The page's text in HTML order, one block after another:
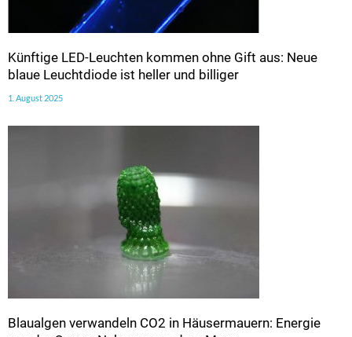
Künftige LED-Leuchten kommen ohne Gift aus: Neue
blaue Leuchtdiode ist heller und billiger
1. August 2025
Blaualgen verwandeln CO2 in Häusermauern: Energie